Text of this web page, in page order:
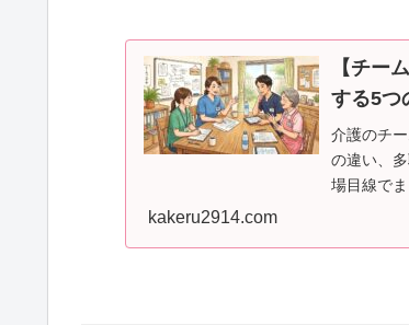
【チー
する5つ
介護のチ
の違い、
場目線でま
kakeru2914.com